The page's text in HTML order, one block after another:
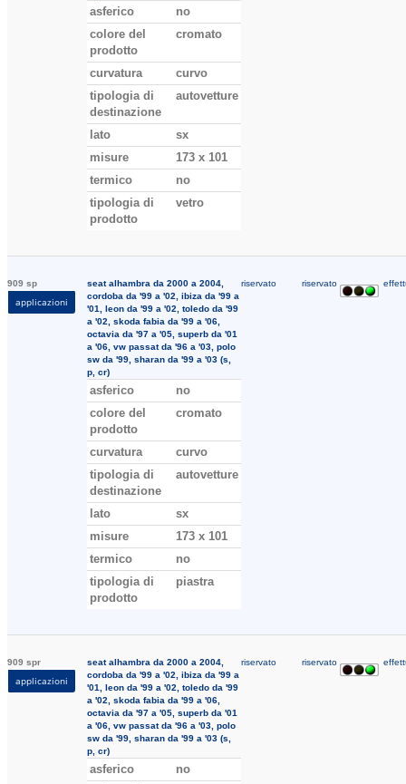
asferico
no
colore del
prodotto
cromato
curvatura
curvo
tipologia di
destinazione
autovetture
lato
sx
misure
173 x 101
termico
no
tipologia di
prodotto
vetro
909 sp
applicazioni
seat alhambra da 2000 a 2004,
cordoba da '99 a '02, ibiza da '99 a
'01, leon da '99 a '02, toledo da '99
a '02, skoda fabia da '99 a '06,
octavia da '97 a '05, superb da '01
a '06, vw passat da '96 a '03, polo
sw da '99, sharan da '99 a '03 (s,
p, cr)
asferico
no
colore del
prodotto
cromato
curvatura
curvo
tipologia di
destinazione
autovetture
lato
sx
misure
173 x 101
termico
no
tipologia di
prodotto
piastra
riservato riservato
909 spr
applicazioni
seat alhambra da 2000 a 2004,
cordoba da '99 a '02, ibiza da '99 a
'01, leon da '99 a '02, toledo da '99
a '02, skoda fabia da '99 a '06,
octavia da '97 a '05, superb da '01
a '06, vw passat da '96 a '03, polo
sw da '99, sharan da '99 a '03 (s,
p, cr)
asferico
no
riservato riservato